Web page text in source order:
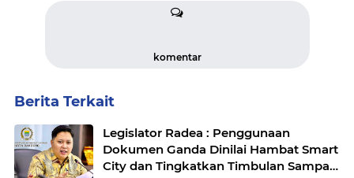
komentar
Berita Terkait
Legislator Radea : Penggunaan
Dokumen Ganda Dinilai Hambat Smart
City dan Tingkatkan Timbulan Sampah